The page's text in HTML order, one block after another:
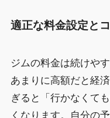
適正な料金設定と
ジムの料金は続けや
あまりに高額だと経
ぎると「行かなくて
くなります。自分の